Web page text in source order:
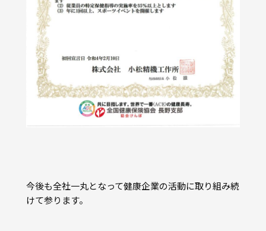
今後も全社一丸となって健康企業の活動に取り組み続
けて参ります。